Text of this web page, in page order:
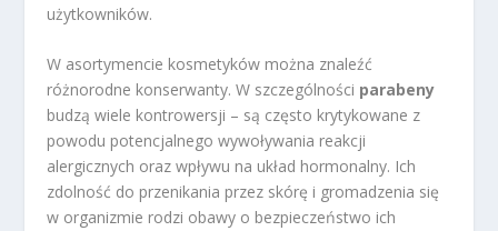
użytkowników.
W asortymencie kosmetyków można znaleźć
różnorodne konserwanty. W szczególności parabeny
budzą wiele kontrowersji – są często krytykowane z
powodu potencjalnego wywoływania reakcji
alergicznych oraz wpływu na układ hormonalny. Ich
zdolność do przenikania przez skórę i gromadzenia się
w organizmie rodzi obawy o bezpieczeństwo ich